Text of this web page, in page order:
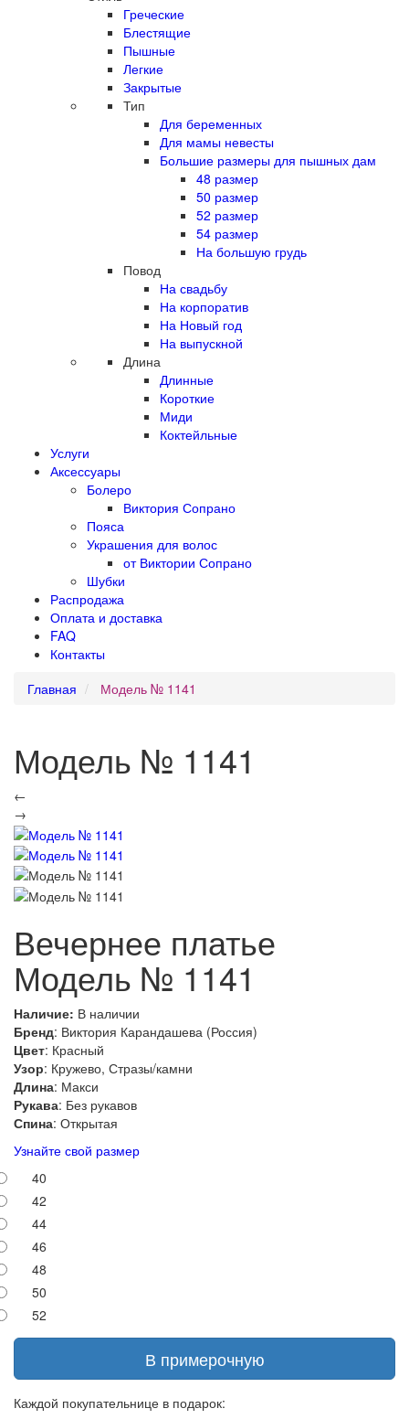
Греческие
Блестящие
Пышные
Легкие
Закрытые
Тип
Для беременных
Для мамы невесты
Большие размеры для пышных дам
48 размер
50 размер
52 размер
54 размер
На большую грудь
Повод
На свадьбу
На корпоратив
На Новый год
На выпускной
Длина
Длинные
Короткие
Миди
Коктейльные
Услуги
Аксессуары
Болеро
Виктория Сопрано
Пояса
Украшения для волос
от Виктории Сопрано
Шубки
Распродажа
Оплата и доставка
FAQ
Контакты
Главная
Модель № 1141
Модель № 1141
←
→
Вечернее платье
Модель № 1141
Наличие: В наличии
Бренд: Виктория Карандашева (Россия)
Цвет: Красный
Узор: Кружево, Стразы/камни
Длина: Макси
Рукава: Без рукавов
Спина: Открытая
Узнайте свой размер
40
42
44
46
48
50
52
В примерочную
Каждой покупательнице в подарок: